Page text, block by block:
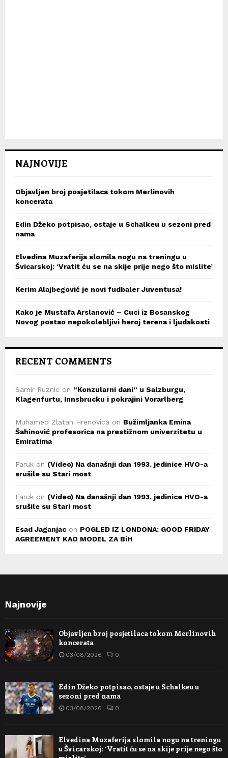
NAJNOVIJE
Objavljen broj posjetilaca tokom Merlinovih
koncerata
Edin Džeko potpisao, ostaje u Schalkeu u sezoni pred
nama
Elvedina Muzaferija slomila nogu na treningu u
Švicarskoj: ‘Vratit ću se na skije prije nego što mislite’
Kerim Alajbegović je novi fudbaler Juventusa!
Kako je Mustafa Arslanović – Cuci iz Bosanskog
Novog postao nepokolebljivi heroj terena i ljudskosti
RECENT COMMENTS
Samir Ruznic on “Konzularni dani” u Salzburgu,
Klagenfurtu, Innsbrucku i pokrajini Vorarlberg
Muhamed Zlatan Hrenovica on Bužimljanka Emina
Šahinović profesorica na prestižnom univerzitetu u
Emiratima
Faruk on (Video) Na današnji dan 1993. jedinice HVO-a
srušile su Stari most
Faruk on (Video) Na današnji dan 1993. jedinice HVO-a
srušile su Stari most
Esad Jaganjac on POGLED IZ LONDONA: GOOD FRIDAY
AGREEMENT KAO MODEL ZA BiH
Najnovije
Objavljen broj posjetilaca tokom Merlinovih
koncerata
03/08/2026 0
Edin Džeko potpisao, ostaje u Schalkeu u
sezoni pred nama
03/08/2026 0
Elvedina Muzaferija slomila nogu na treningu
u Švicarskoj: ‘Vratit ću se na skije prije nego što